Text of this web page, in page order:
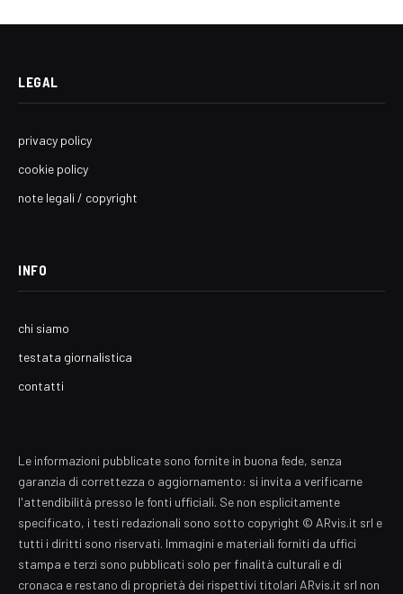
LEGAL
privacy policy
cookie policy
note legali / copyright
INFO
chi siamo
testata giornalistica
contatti
Le informazioni pubblicate sono fornite in buona fede, senza
garanzia di correttezza o aggiornamento: si invita a verificarne
l'attendibilità presso le fonti ufficiali. Se non esplicitamente
specificato, i testi redazionali sono sotto copyright © ARvis.it srl e
tutti i diritti sono riservati. Immagini e materiali forniti da uffici
stampa e terzi sono pubblicati solo per finalità culturali e di
cronaca e restano di proprietà dei rispettivi titolari ARvis.it srl non